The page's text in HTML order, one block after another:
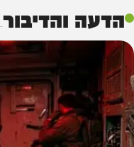
הדעה והדיבור